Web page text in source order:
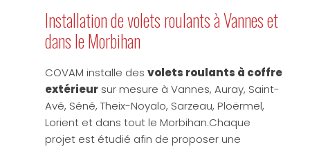
Installation de volets roulants à Vannes et
dans le Morbihan
COVAM installe des volets roulants à coffre
extérieur sur mesure à Vannes, Auray, Saint-
Avé, Séné, Theix-Noyalo, Sarzeau, Ploërmel,
Lorient et dans tout le Morbihan.Chaque
projet est étudié afin de proposer une